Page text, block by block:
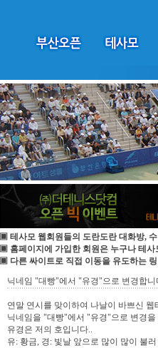
▣ 테사모 웹회원들의 도란도란 대화방,
▣ 홈페이지에 가입한 회원은 누구나 테사
▣ 다른 싸이트로 직접 이동을 유도하는
닉네임 "대빵"에서 "유경"으로 변경합니
연말 연시를 맞이하여 나날이 바쁘신
닉네임을 "대빵"에서 "유경"으로 변경을
유경은 저의 호입니다..
유: 황금, 경: 빛날 앞으로 많이 많이 불